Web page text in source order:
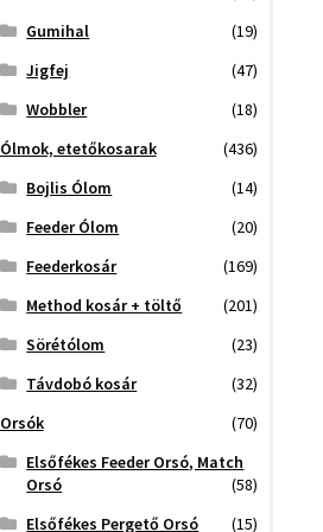
Gumihal
(19)
Jigfej
(47)
Wobbler
(18)
Ólmok, etetőkosarak
(436)
Bojlis Ólom
(14)
Feeder Ólom
(20)
Feederkosár
(169)
Method kosár + töltő
(201)
Sörétólom
(23)
Távdobó kosár
(32)
Orsók
(70)
Elsőfékes Feeder Orsó, Match
Orsó
(58)
Elsőfékes Pergető Orsó
(15)